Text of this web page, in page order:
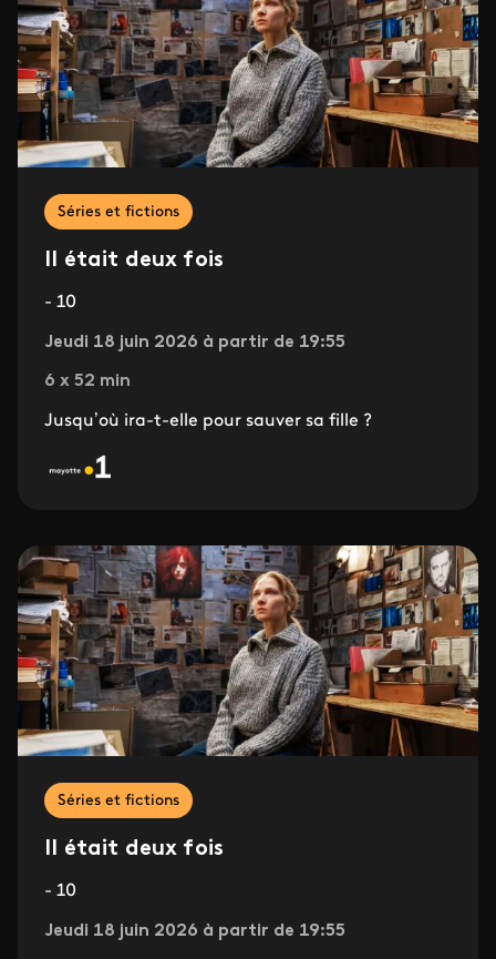
Séries et fictions
Il était deux fois
- 10
Jeudi 18 juin 2026 à partir de 19:55
6 x 52 min
Jusqu’où ira-t-elle pour sauver sa fille ?
Séries et fictions
Il était deux fois
- 10
Jeudi 18 juin 2026 à partir de 19:55